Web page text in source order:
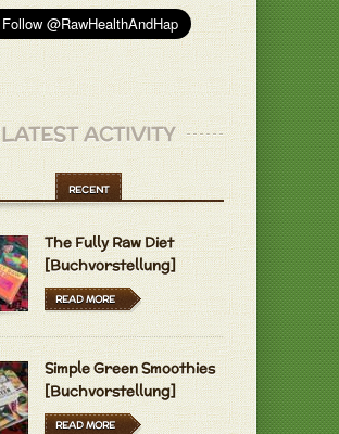
LATEST ACTIVITY
RECENT
The Fully Raw Diet
[Buchvorstellung]
READ MORE
Simple Green Smoothies
[Buchvorstellung]
READ MORE